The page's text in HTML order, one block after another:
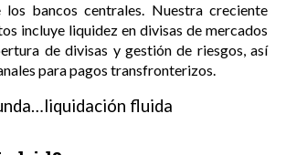
los bancos centrales. Nuestra creciente
incluye liquidez en divisas de mercados
de divisas y gestión de riesgos, así
para pagos transfronterizos.
fluida